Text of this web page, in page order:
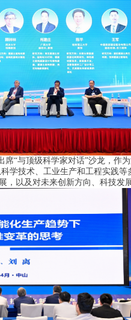
“与顶级科学家对话”沙龙，作
学技术、工业生产和工程实践等
，以及对未来创新方向、科技发